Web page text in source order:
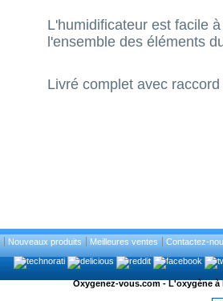
L'humidificateur est facile
l'ensemble des éléments
Livré complet avec
Nouveaux produits Meilleures ventes Contactez-
Oxygenez-vous.com - L'oxygène